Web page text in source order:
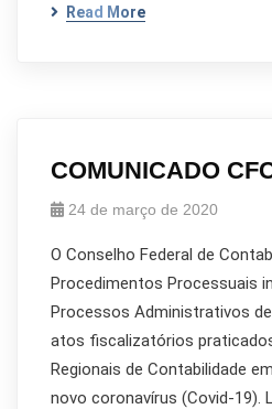
Read More
COMUNICADO
24 de março de 2020
O Conselho Federal de
Procedimentos Processuais
Processos Administrativos
atos fiscalizatórios
Regionais de Contabilidade
novo coronavírus (Covid-19).